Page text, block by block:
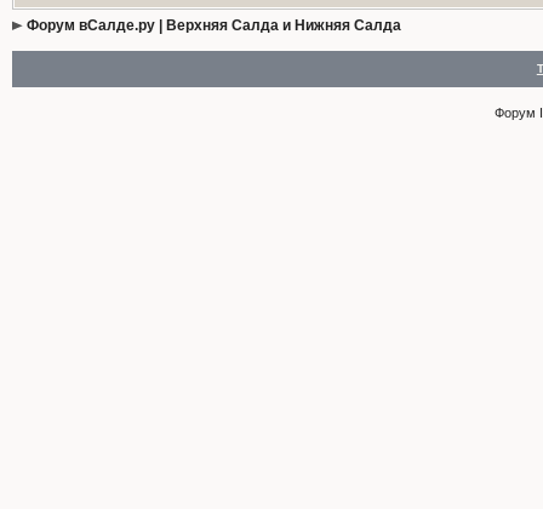
Форум вСалде.ру | Верхняя Салда и Нижняя Салда
Форум